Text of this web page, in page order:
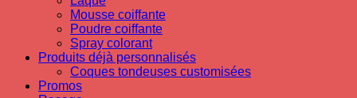
Mousse coiffante
Poudre coiffante
Spray colorant
Produits déjà personnalisés
Coques tondeuses customisées
Promos